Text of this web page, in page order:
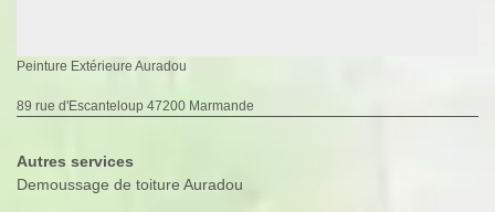
Peinture Extérieure Auradou
89 rue d'Escanteloup 47200 Marmande
Autres services
Demoussage de toiture Auradou